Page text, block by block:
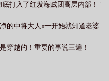
打入了红发海贼团高层内部！”
的中将大人x一开始就知道老婆
穿越的！重要的事说三遍！